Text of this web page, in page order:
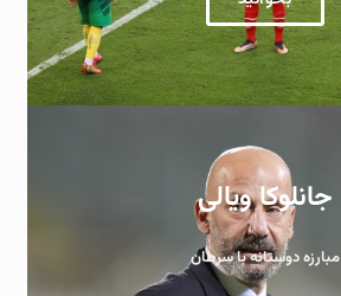
جانلوکا ویالی
مبارزه دوستانه با سرطان